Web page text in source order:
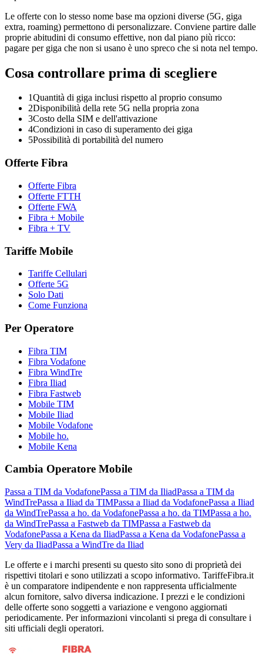
Le offerte con lo stesso nome base ma opzioni diverse (5G, giga
extra, roaming) permettono di personalizzare. Conviene partire dalle
proprie abitudini di consumo effettive, non dal piano più ricco:
pagare per giga che non si usano è uno spreco che si nota nel tempo.
Cosa controllare prima di scegliere
1Quantità di giga inclusi rispetto al proprio consumo
2Disponibilità della rete 5G nella propria zona
3Costo della SIM e dell'attivazione
4Condizioni in caso di superamento dei giga
5Possibilità di portabilità del numero
Offerte Fibra
Offerte Fibra
Offerte FTTH
Offerte FWA
Fibra + Mobile
Fibra + TV
Tariffe Mobile
Tariffe Cellulari
Offerte 5G
Solo Dati
Come Funziona
Per Operatore
Fibra TIM
Fibra Vodafone
Fibra WindTre
Fibra Iliad
Fibra Fastweb
Mobile TIM
Mobile Iliad
Mobile Vodafone
Mobile ho.
Mobile Kena
Cambia Operatore Mobile
Passa a TIM da VodafonePassa a TIM da IliadPassa a TIM da
WindTrePassa a Iliad da TIMPassa a Iliad da VodafonePassa a Iliad
da WindTrePassa a ho. da VodafonePassa a ho. da TIMPassa a ho.
da WindTrePassa a Fastweb da TIMPassa a Fastweb da
VodafonePassa a Kena da IliadPassa a Kena da VodafonePassa a
Very da IliadPassa a WindTre da Iliad
Le offerte e i marchi presenti su questo sito sono di proprietà dei
rispettivi titolari e sono utilizzati a scopo informativo. TariffeFibra.it
è un comparatore indipendente e non rappresenta ufficialmente
alcun fornitore, salvo diversa indicazione. I prezzi e le condizioni
delle offerte sono soggetti a variazione e vengono aggiornati
periodicamente. Per informazioni vincolanti si prega di consultare i
siti ufficiali degli operatori.